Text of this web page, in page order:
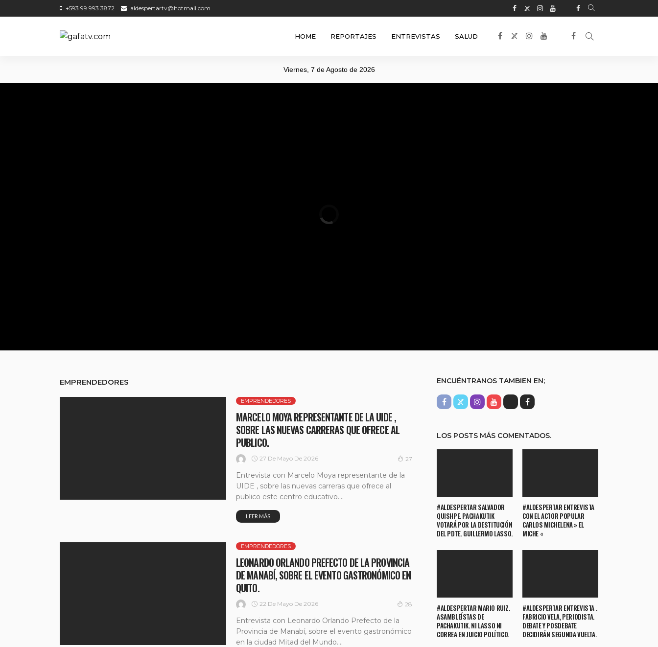
+593 99 993 3872 aldespertartv@hotmail.com
HOME REPORTAJES ENTREVISTAS SALUD
Viernes, 7 de Agosto de 2026
EMPRENDEDORES
EMPRENDEDORES
MARCELO MOYA REPRESENTANTE DE LA UIDE ,
SOBRE LAS NUEVAS CARRERAS QUE OFRECE AL
PUBLICO.
27 De Mayo De 2026 27
Entrevista con Marcelo Moya representante de la
UIDE , sobre las nuevas carreras que ofrece al
publico este centro educativo....
LEER MÁS
EMPRENDEDORES
LEONARDO ORLANDO PREFECTO DE LA PROVINCIA
DE MANABÍ, SOBRE EL EVENTO GASTRONÓMICO EN
QUITO.
22 De Mayo De 2026 28
Entrevista con Leonardo Orlando Prefecto de la
Provincia de Manabí, sobre el evento gastronómico
en la ciudad Mitad del Mundo....
ENCUÉNTRANOS TAMBIEN EN;
LOS POSTS MÁS COMENTADOS.
#ALDESPERTAR SALVADOR
QUISHPE. PACHAKUTIK
VOTARÁ POR LA DESTITUCIÓN
DEL PDTE. GUILLERMO LASSO.
#ALDESPERTAR ENTREVISTA
CON EL ACTOR POPULAR
CARLOS MICHELENA » EL
MICHE «
#ALDESPERTAR MARIO RUIZ.
ASAMBLEÍSTAS DE
PACHAKUTIK. NI LASSO NI
CORREA EN JUICIO POLÍTICO.
#ALDESPERTAR ENTREVISTA .
FABRICIO VELA, PERIODISTA.
DEBATE Y POSDEBATE
DECIDIRÁN SEGUNDA VUELTA.